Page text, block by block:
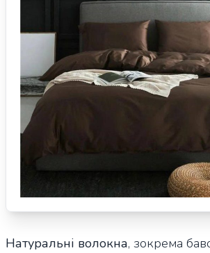
Натуральні волокна, зокрема